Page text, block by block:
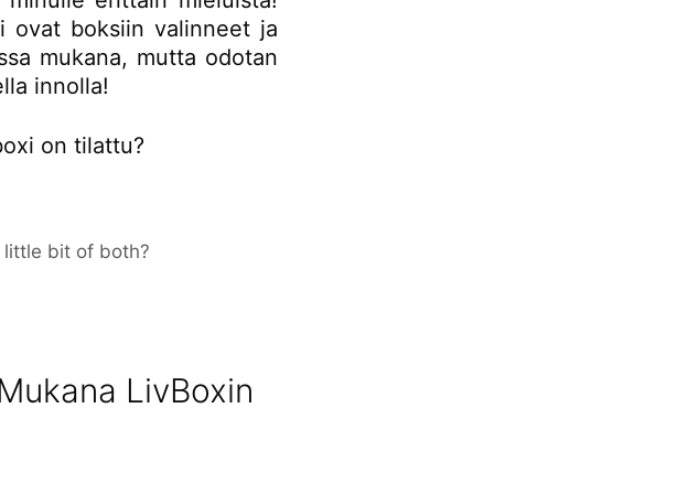
ovat boksiin valinneet ja
mukana, mutta odotan
innolla!
on tilattu?
little bit of both?
LivBoxin